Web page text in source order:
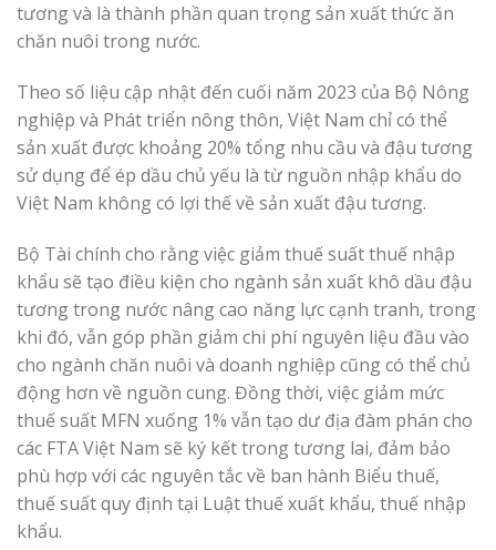
tương và là thành phần quan trọng sản xuất thức ăn
chăn nuôi trong nước.
Theo số liệu cập nhật đến cuối năm 2023 của Bộ Nông
nghiệp và Phát triển nông thôn, Việt Nam chỉ có thể
sản xuất được khoảng 20% tổng nhu cầu và đậu tương
sử dụng để ép dầu chủ yếu là từ nguồn nhập khẩu do
Việt Nam không có lợi thế về sản xuất đậu tương.
Bộ Tài chính cho rằng việc giảm thuế suất thuế nhập
khẩu sẽ tạo điều kiện cho ngành sản xuất khô dầu đậu
tương trong nước nâng cao năng lực cạnh tranh, trong
khi đó, vẫn góp phần giảm chi phí nguyên liệu đầu vào
cho ngành chăn nuôi và doanh nghiệp cũng có thể chủ
động hơn về nguồn cung. Đồng thời, việc giảm mức
thuế suất MFN xuống 1% vẫn tạo dư địa đàm phán cho
các FTA Việt Nam sẽ ký kết trong tương lai, đảm bảo
phù hợp với các nguyên tắc về ban hành Biểu thuế,
thuế suất quy định tại Luật thuế xuất khẩu, thuế nhập
khẩu.